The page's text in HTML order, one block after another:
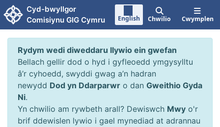
Neidio i'r prif gynnwy
Cyd-bwyllgor
Comisiynu GIG Cymru
English Chwilio Cwymplen
Rydym wedi diweddaru llywio ein gwefan
Bellach gellir dod o hyd i gyfleoedd ymgysylltu
â’r cyhoedd, swyddi gwag a’n hadran
newydd Dod yn Ddarparwr o dan Gweithio Gyda
Ni.
Yn chwilio am rywbeth arall? Dewiswch Mwy o'r
brif ddewislen lywio i gael mynediad at adrannau